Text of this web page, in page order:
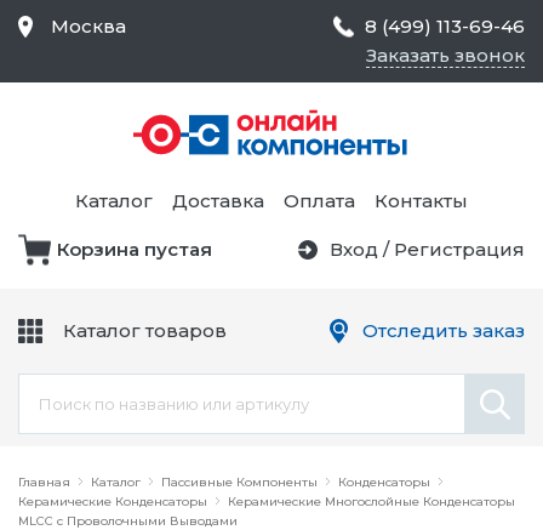
Главная Каталог Пассивные Компоненты
Конденсаторы
Керамические Конденсаторы
Керамические Многослойные Конденсаторы
MLCC с Проволочными Выводами
Москва
8 (499) 113-69-46
Заказать звонок
Каталог Доставка Оплата Контакты
Корзина пустая Вход / Регистрация
Каталог товаров
Средства Контроля
Статического
Электричества и
Безопасности,
Товары для Чистых
Цепи
Оборудование
Отследить заказ